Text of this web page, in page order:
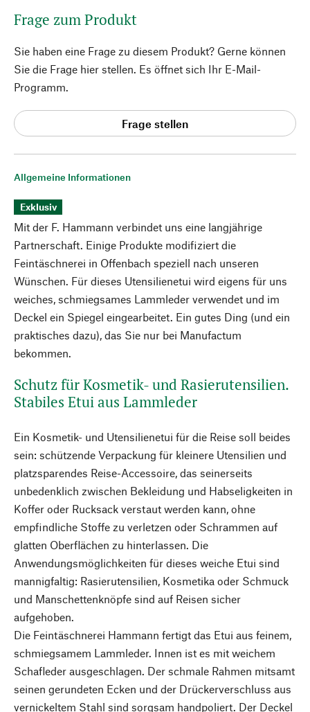
Allgemeine Informationen
Exklusiv
Mit der F. Hammann verbindet uns eine langjährige
Partnerschaft. Einige Produkte modifiziert die
Feintäschnerei in Offenbach speziell nach unseren
Wünschen. Für dieses Utensilienetui wird eigens für uns
weiches, schmiegsames Lammleder verwendet und im
Deckel ein Spiegel eingearbeitet. Ein gutes Ding (und ein
praktisches dazu), das Sie nur bei Manufactum
bekommen.
Schutz für Kosmetik- und Rasierutensilien.
Stabiles Etui aus Lammleder
Ein Kosmetik- und Utensilienetui für die Reise soll beides
sein: schützende Verpackung für kleinere Utensilien und
platzsparendes Reise-Accessoire, das seinerseits
unbedenklich zwischen Bekleidung und Habseligkeiten in
Koffer oder Rucksack verstaut werden kann, ohne
empfindliche Stoffe zu verletzen oder Schrammen auf
glatten Oberflächen zu hinterlassen. Die
Anwendungsmöglichkeiten für dieses weiche Etui sind
mannigfaltig: Rasierutensilien, Kosmetika oder Schmuck
und Manschettenknöpfe sind auf Reisen sicher
aufgehoben.
Die Feintäschnerei Hammann fertigt das Etui aus feinem,
schmiegsamem Lammleder. Innen ist es mit weichem
Schafleder ausgeschlagen. Der schmale Rahmen mitsamt
seinen gerundeten Ecken und der Drückerverschluss aus
vernickeltem Stahl sind sorgsam handpoliert. Der Deckel
Frage zum Produkt
Sie haben eine Frage zu diesem Produkt? Gerne können
Sie die Frage hier stellen. Es öffnet sich Ihr E-Mail-
Programm.
Frage stellen